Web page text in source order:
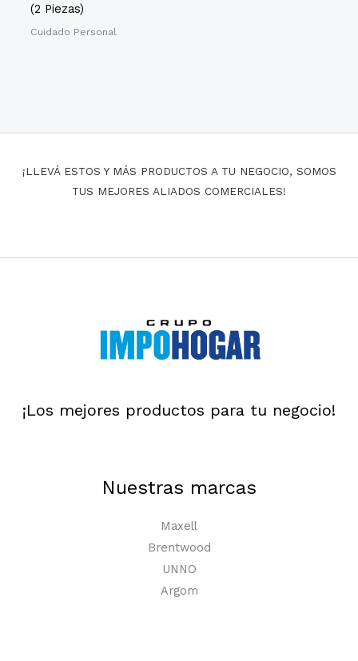
(2 Piezas)
Cuidado Personal
¡LLEVÁ ESTOS Y MÁS PRODUCTOS A TU NEGOCIO, SOMOS
TUS MEJORES ALIADOS COMERCIALES!
¡Los mejores productos para tu negocio!
Nuestras marcas
Maxell
Brentwood
UNNO
Argom